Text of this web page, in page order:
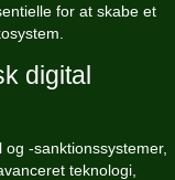
for at skabe et
digital
-sanktionssystemer,
teknologi,